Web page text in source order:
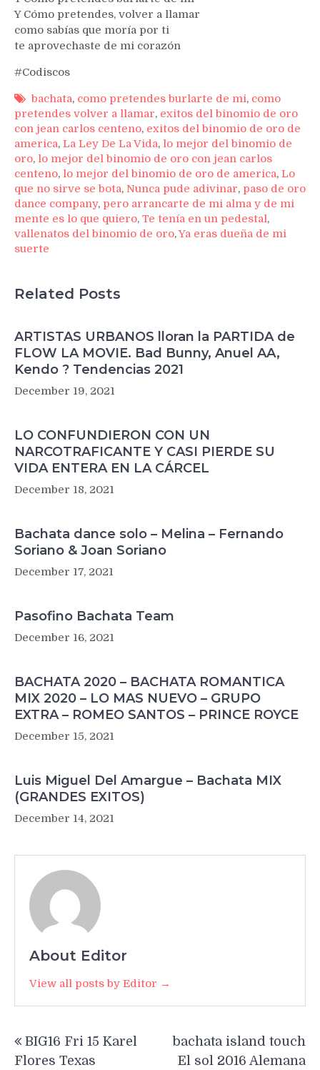
Y Cómo pretendes, volver a llamar
como sabías que moría por ti
te aprovechaste de mi corazón
#Codiscos
bachata, como pretendes burlarte de mi, como
pretendes volver a llamar, exitos del binomio de oro
con jean carlos centeno, exitos del binomio de oro de
america, La Ley De La Vida, lo mejor del binomio de
oro, lo mejor del binomio de oro con jean carlos
centeno, lo mejor del binomio de oro de america, Lo
que no sirve se bota, Nunca pude adivinar, paso de oro
dance company, pero arrancarte de mi alma y de mi
mente es lo que quiero, Te tenía en un pedestal,
vallenatos del binomio de oro,Ya eras dueña de mi
suerte
Related Posts
ARTISTAS URBANOS lloran la PARTIDA de
FLOW LA MOVIE. Bad Bunny, Anuel AA,
Kendo ? Tendencias 2021
December 19, 2021
LO CONFUNDIERON CON UN
NARCOTRAFICANTE Y CASI PIERDE SU
VIDA ENTERA EN LA CÁRCEL
December 18, 2021
Bachata dance solo – Melina – Fernando
Soriano & Joan Soriano
December 17, 2021
Pasofino Bachata Team
December 16, 2021
BACHATA 2020 – BACHATA ROMANTICA
MIX 2020 – LO MAS NUEVO – GRUPO
EXTRA – ROMEO SANTOS – PRINCE ROYCE
December 15, 2021
Luis Miguel Del Amargue – Bachata MIX
(GRANDES EXITOS)
December 14, 2021
About Editor
View all posts by Editor →
navigation
BIG16 Fri 15 Karel
Flores Texas
bachata island touch
El sol 2016 Alemana